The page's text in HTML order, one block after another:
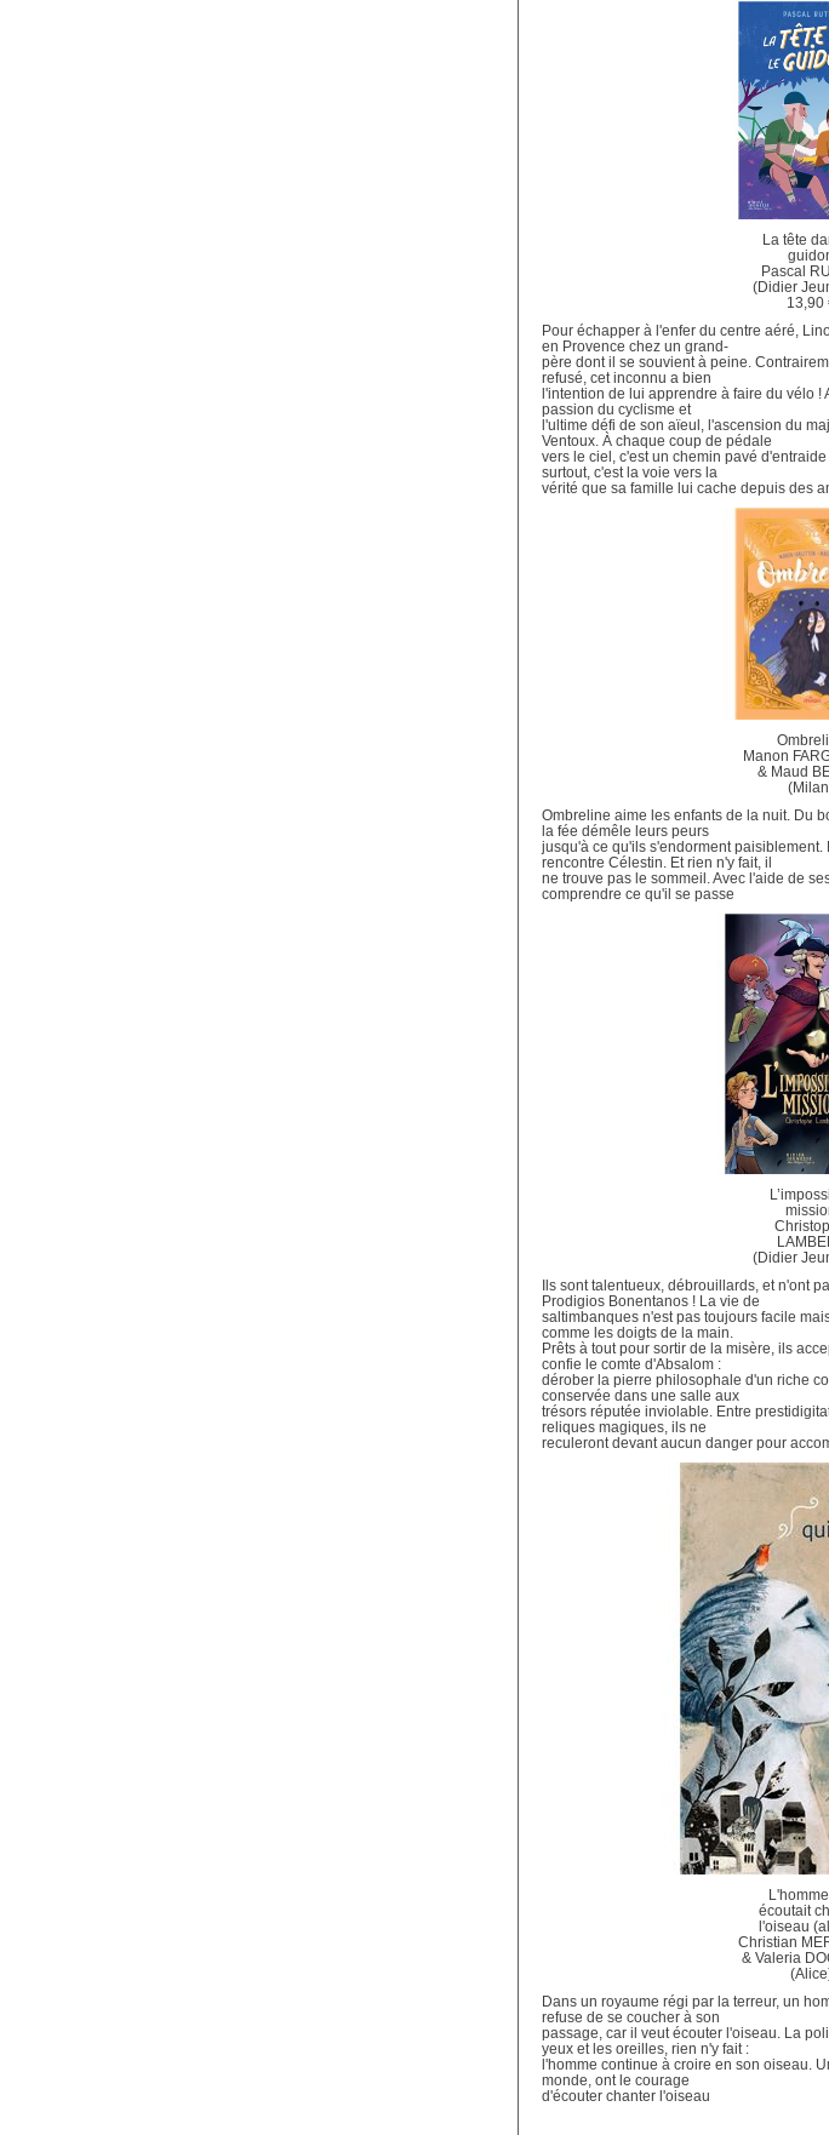
La tête
Pascal
(Didier
13,90
Pour échapper à l'enfer du centre aéré,
en Provence chez un grand-
père dont il se souvient à peine.
refusé, cet inconnu a bien
l'intention de lui apprendre à faire du vélo !
passion du cyclisme et
l'ultime défi de son aïeul, l'ascension du
Ventoux. À chaque coup de pédale
vers le ciel, c'est un chemin pavé
surtout, c'est la voie vers la
vérité que sa famille lui cache depuis des
Manon
& Maud
Ombreline aime les enfants de la nuit. Du
la fée démêle leurs peurs
jusqu'à ce qu'ils s'endorment paisiblement.
rencontre Célestin. Et rien n'y fait, il
ne trouve pas le sommeil. Avec l'aide de
comprendre ce qu'il se passe
(Didier
Ils sont talentueux, débrouillards, et n'ont
Prodigios Bonentanos ! La vie de
saltimbanques n'est pas toujours facile
comme les doigts de la main.
Prêts à tout pour sortir de la misère, ils
confie le comte d'Absalom :
dérober la pierre philosophale d'un riche
conservée dans une salle aux
trésors réputée inviolable. Entre
reliques magiques, ils ne
reculeront devant aucun danger pour
écoutait
l'oiseau
Christian
& Valeria
Dans un royaume régi par la terreur, un
refuse de se coucher à son
passage, car il veut écouter l'oiseau. La
yeux et les oreilles, rien n'y fait :
l'homme continue à croire en son oiseau.
monde, ont le courage
d'écouter chanter l'oiseau